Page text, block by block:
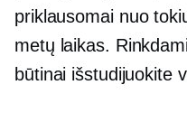
priklausomai nuo
metų laikas.
būtinai išstudijuokite